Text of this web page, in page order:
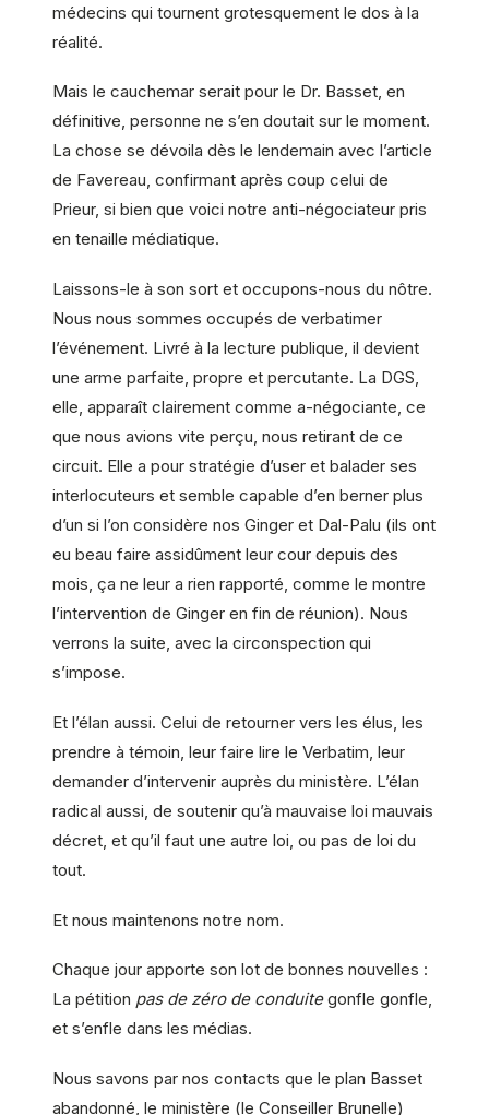
médecins qui tournent grotesquement le dos à la
réalité.
Mais le cauchemar serait pour le Dr. Basset, en
définitive, personne ne s’en doutait sur le moment.
La chose se dévoila dès le lendemain avec l’article
de Favereau, confirmant après coup celui de
Prieur, si bien que voici notre anti-négociateur pris
en tenaille médiatique.
Laissons-le à son sort et occupons-nous du nôtre.
Nous nous sommes occupés de verbatimer
l’événement. Livré à la lecture publique, il devient
une arme parfaite, propre et percutante. La DGS,
elle, apparaît clairement comme a-négociante, ce
que nous avions vite perçu, nous retirant de ce
circuit. Elle a pour stratégie d’user et balader ses
interlocuteurs et semble capable d’en berner plus
d’un si l’on considère nos Ginger et Dal-Palu (ils ont
eu beau faire assidûment leur cour depuis des
mois, ça ne leur a rien rapporté, comme le montre
l’intervention de Ginger en fin de réunion). Nous
verrons la suite, avec la circonspection qui
s’impose.
Et l’élan aussi. Celui de retourner vers les élus, les
prendre à témoin, leur faire lire le Verbatim, leur
demander d’intervenir auprès du ministère. L’élan
radical aussi, de soutenir qu’à mauvaise loi mauvais
décret, et qu’il faut une autre loi, ou pas de loi du
tout.
Et nous maintenons notre nom.
Chaque jour apporte son lot de bonnes nouvelles :
La pétition pas de zéro de conduitegonfle gonfle,
et s’enfle dans les médias.
Nous savons par nos contacts que le plan Basset
abandonné, le ministère (le Conseiller Brunelle)